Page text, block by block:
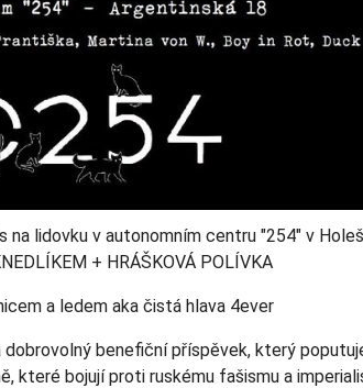
na lidovku v autonomním centru "254" v
+ HRÁŠKOVÁ POLÍVKA
a ledem aka čistá hlava 4ever
dobrovolný benefiční příspěvek, který
které bojují proti ruskému fašismu a